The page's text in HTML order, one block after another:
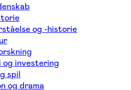
og -historie
og investering
spil
og drama